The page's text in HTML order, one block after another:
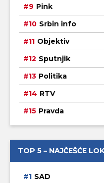
Pink
Srbin info
Objektiv
Sputnjik
Politika
RTV
Pravda
TOP 5 – NAJČEŠĆE
SAD